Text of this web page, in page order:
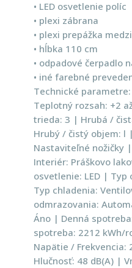
• LED osvetlenie políc
• plexi zábrana
• plexi prepážka
• hĺbka 110 cm
• odpadové čerpadlo
• iné farebné
Technické parametre:
Teplotný rozsah: +2
trieda: 3 | Hrubá /
Hrubý / čistý objem: l
Nastaviteľné nožičky
Interiér: Práškovo
osvetlenie: LED | Typ
Typ chladenia:
odmrazovania:
Áno | Denná
spotreba: 2212 kWh/
Napätie / Frekvencia:
Hlučnosť: 48 dB(A) |